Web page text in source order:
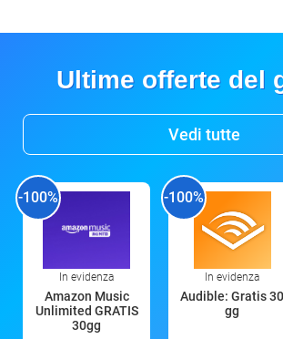
Ultime offerte del
Vedi tutte
-100%
In evidenza
Amazon Music
Unlimited GRATIS
30gg
-100%
In evidenza
Audible: Gratis 30
gg